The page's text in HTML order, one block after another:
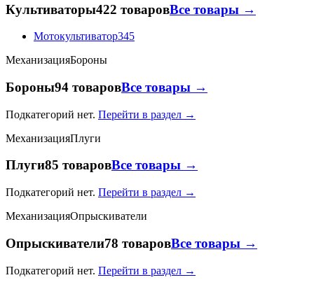
Культиваторы422 товаровВсе товары →
Мотокультиватор345
МеханизацияБороны
Бороны94 товаровВсе товары →
Подкатегорий нет. Перейти в раздел →
МеханизацияПлуги
Плуги85 товаровВсе товары →
Подкатегорий нет. Перейти в раздел →
МеханизацияОпрыскиватели
Опрыскиватели78 товаровВсе товары →
Подкатегорий нет. Перейти в раздел →